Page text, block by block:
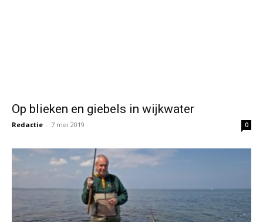
Redactie - 5 mei 2019 0